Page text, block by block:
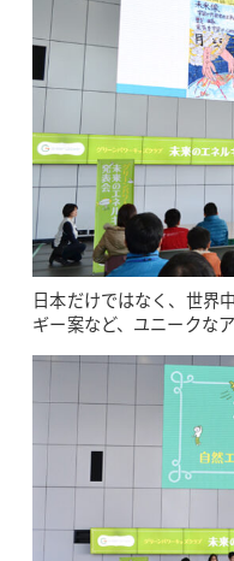
日本だけではなく、世界
ギー案など、ユニークな